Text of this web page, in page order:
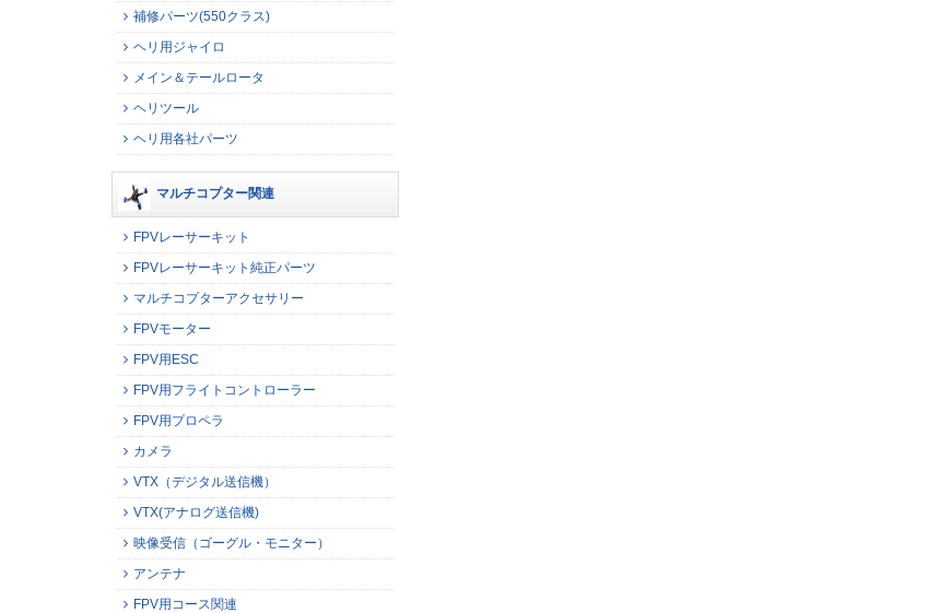
補修パーツ(550クラス)
ヘリ用ジャイロ
メイン＆テールロータ
ヘリツール
ヘリ用各社パーツ
マルチコプター関連
FPVレーサーキット
FPVレーサーキット純正パーツ
マルチコプターアクセサリー
FPVモーター
FPV用ESC
FPV用フライトコントローラー
FPV用プロペラ
カメラ
VTX（デジタル送信機）
VTX(アナログ送信機)
映像受信（ゴーグル・モニター）
アンテナ
FPV用コース関連